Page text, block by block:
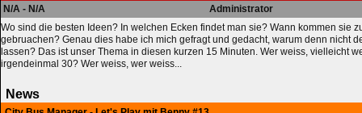
N/A - N/A
Administrator
Wo sind die besten Ideen? In welchen Ecken findet man sie? Wann kommen sie
gebruachen? Genau dies habe ich mich gefragt und gedacht, warum denn nicht
lassen? Das ist unser Thema in diesen kurzen 15 Minuten. Wer weiss, vielleicht
irgendeinmal 30? Wer weiss, wer weiss...
News